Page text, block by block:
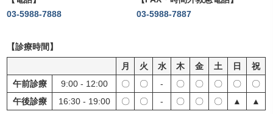
03-5988-7888
03-5988-7887
診療時間
月
火 水 木 金 土 日
祝
午前診療
9:00 - 12:00 〇 〇 - 〇 〇 〇 〇
〇
午後診療
16:30 - 19:00 〇 〇 - 〇 〇 〇 ▲ ▲